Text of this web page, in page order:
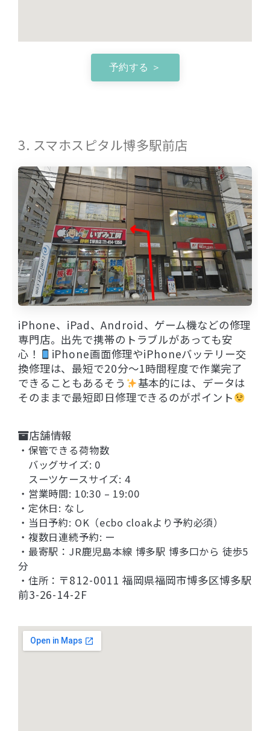
予約する ＞
3. スマホスピタル博多駅前店
iPhone、iPad、Android、ゲーム機などの修理
専門店。出先で携帯のトラブルがあっても安
心！
iPhone画面修理やiPhoneバッテリー交
換修理は、最短で20分～1時間程度で作業完了
できることもあるそう
基本的には、データは
そのままで最短即日修理できるのがポイント
店舗情報
・保管できる荷物数
バッグサイズ: 0
スーツケースサイズ: 4
・営業時間: 10:30 – 19:00
・定休日: なし
・当日予約: OK（ecbo cloakより予約必須）
・複数日連続予約: ー
・最寄駅： JR鹿児島本線 博多駅 博多口から 徒歩5
分
・住所： 〒812-0011 福岡県福岡市博多区博多駅
前3-26-14-2F